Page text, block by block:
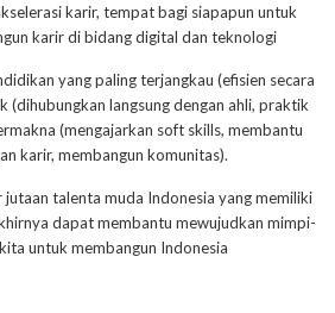
karir, tempat bagi siapapun untuk
karir di bidang digital dan teknologi
yang paling terjangkau (efisien secara
(dihubungkan langsung dengan ahli, praktik
(mengajarkan soft skills, membantu
karir, membangun komunitas).
jutaan talenta muda Indonesia yang memiliki
dapat membantu mewujudkan mimpi-
untuk membangun Indonesia